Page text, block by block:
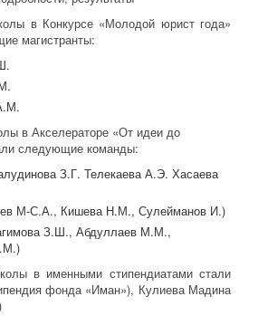
в Конкурсе «Молодой юрист года»
магистранты:
в Акселераторе «От идеи до
следующие команды:
З.Г. Телекаева А.Э. Хасаева
М-С.А., Кишева Н.М., Сулейманов И.)
З.Ш., Абдуллаев М.М.,
в именными стипендиатами стали
фонда «Иман»), Кулиева Мадина